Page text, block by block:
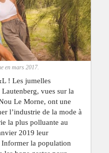
en mars 2017.
! Les jumelles
vues sur la
Le Morne, ont une
l’industrie de la mode à
la plus polluante au
2019 leur
Informer la population